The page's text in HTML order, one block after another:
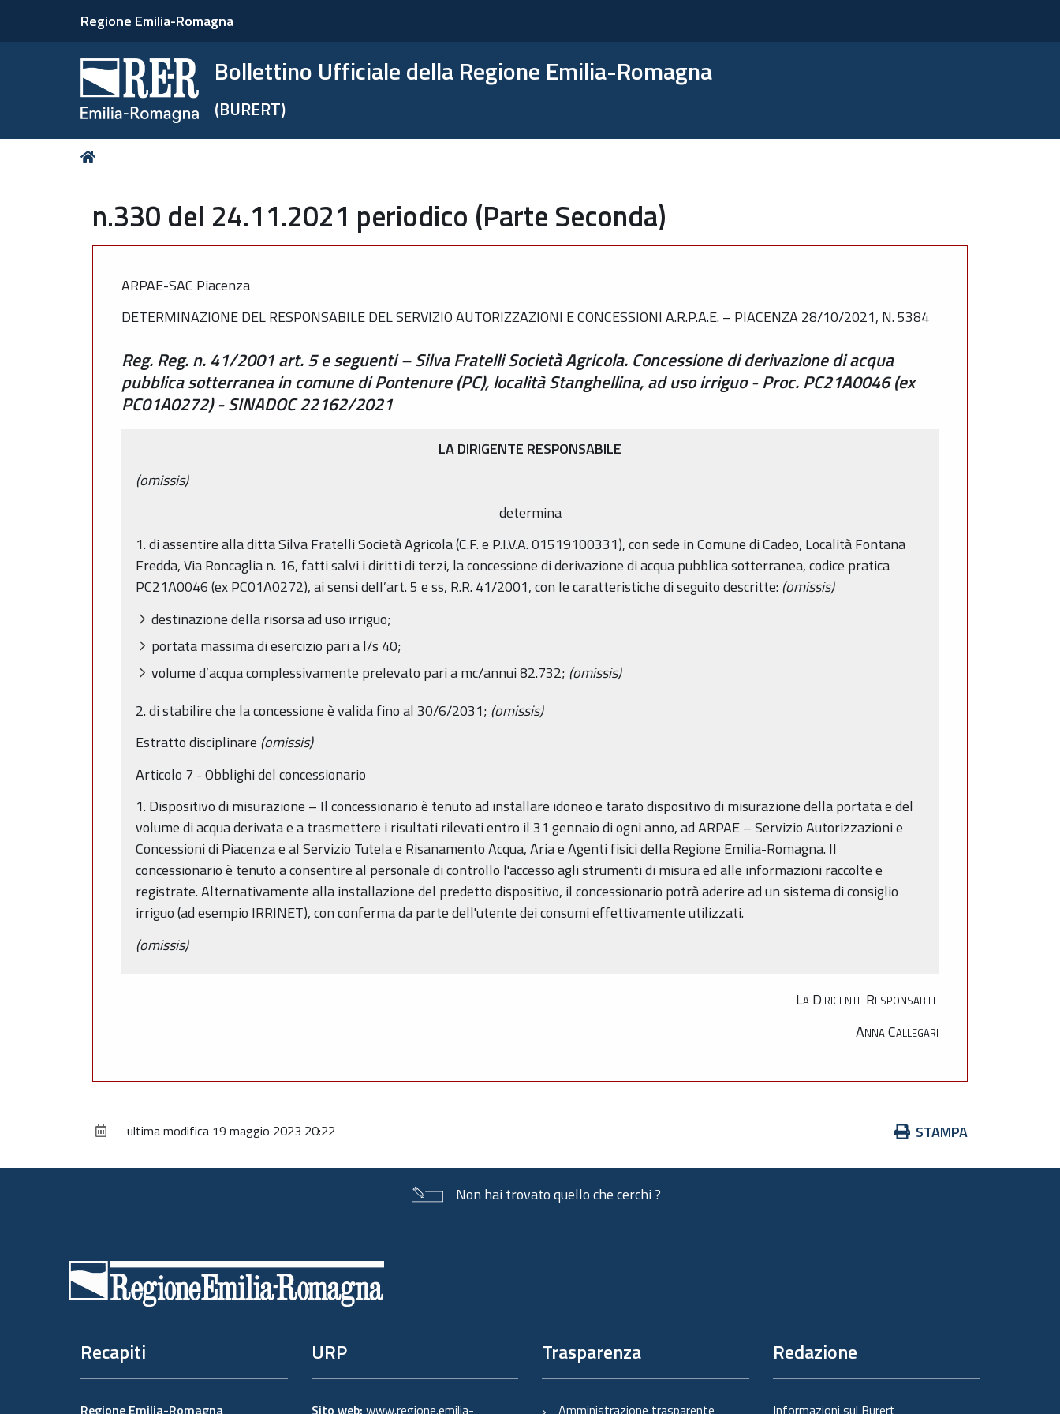
Regione Emilia-Romagna
Bollettino Ufficiale della Regione Emilia-Romagna
(BURERT)
Tu
n.330 del 24.11.2021 periodico (Parte Seconda)
ARPAE-SAC Piacenza
DETERMINAZIONE DEL RESPONSABILE DEL SERVIZIO AUTORIZZAZIONI E CONCESSIONI A.R.P.A.E. – PIACENZA 28/10/2021, N. 5384
Reg. Reg. n. 41/2001 art. 5 e seguenti – Silva Fratelli Società Agricola. Concessione di derivazione di acqua
pubblica sotterranea in comune di Pontenure (PC), località Stanghellina, ad uso irriguo - Proc. PC21A0046 (ex
PC01A0272) - SINADOC 22162/2021
LA DIRIGENTE RESPONSABILE
(omissis)
determina
1. di assentire alla ditta Silva Fratelli Società Agricola (C.F. e P.I.V.A. 01519100331), con sede in Comune di Cadeo, Località Fontana
Fredda, Via Roncaglia n. 16, fatti salvi i diritti di terzi, la concessione di derivazione di acqua pubblica sotterranea, codice pratica
PC21A0046 (ex PC01A0272), ai sensi dell’art. 5 e ss, R.R. 41/2001, con le caratteristiche di seguito descritte:(omissis)
destinazione della risorsa ad uso irriguo;
portata massima di esercizio pari a l/s 40;
volume d’acqua complessivamente prelevato pari a mc/annui 82.732; (omissis)
2. di stabilire che la concessione è valida fino al 30/6/2031; (omissis)
Estratto disciplinare (omissis)
Articolo 7 - Obblighi del concessionario
1. Dispositivo di misurazione – Il concessionario è tenuto ad installare idoneo e tarato dispositivo di misurazione della portata e del
volume di acqua derivata e a trasmettere i risultati rilevati entro il 31 gennaio di ogni anno, ad ARPAE – Servizio Autorizzazioni e
Concessioni di Piacenza e al Servizio Tutela e Risanamento Acqua, Aria e Agenti fisici della Regione Emilia-Romagna. Il
concessionario è tenuto a consentire al personale di controllo l'accesso agli strumenti di misura ed alle informazioni raccolte e
registrate. Alternativamente alla installazione del predetto dispositivo, il concessionario potrà aderire ad un sistema di consiglio
irriguo (ad esempio IRRINET), con conferma da parte dell'utente dei consumi effettivamente utilizzati.
(omissis)
La Dirigente Responsabile
Anna Callegari
Azioni
documento
STAMPA
ultima modifica 19 maggio 2023 20:22
Non hai trovato quello che cerchi ?
Recapiti
Regione Emilia-Romagna
URP
Sito web: www.regione.emilia-
Trasparenza
Amministrazione trasparente
Redazione
Informazioni sul Burert